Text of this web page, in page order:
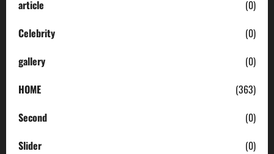
article
(0)
Celebrity
(0)
gallery
(0)
HOME
(363)
Second
(0)
Slider
(0)